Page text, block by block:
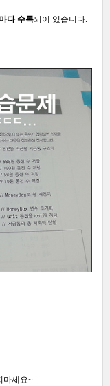
다 수록되어 있습니다.
마세요~